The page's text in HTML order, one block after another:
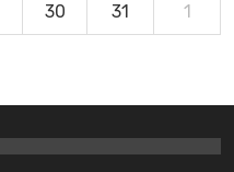
30 31 1